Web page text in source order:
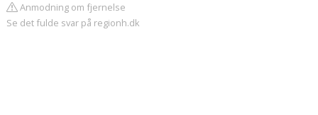
Anmodning om fjernelse
Se det fulde svar på regionh.dk